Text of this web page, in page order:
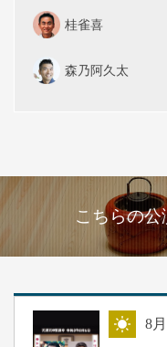
桂雀喜
森乃阿久太
こちらの
8月